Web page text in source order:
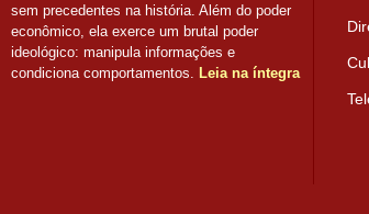
sem precedentes na história. Além do poder
econômico, ela exerce um brutal poder
ideológico: manipula informações e
condiciona comportamentos.
Leia na íntegra